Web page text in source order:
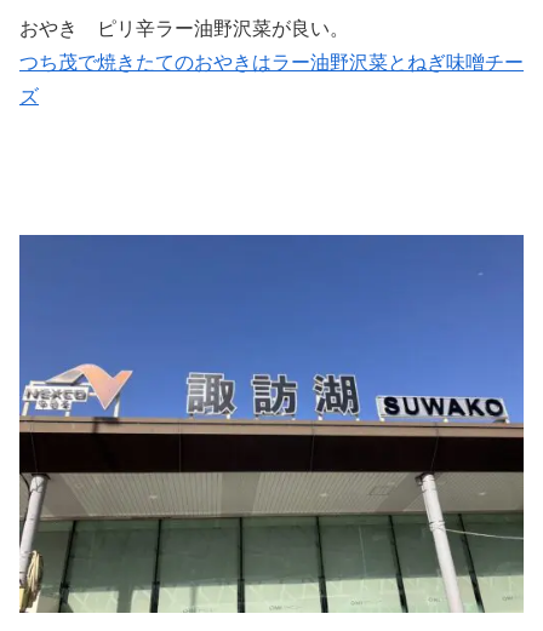
おやき ピリ辛ラー油野沢菜が良い。
つち茂で焼きたてのおやきはラー油野沢菜とねぎ味噌チー
ズ